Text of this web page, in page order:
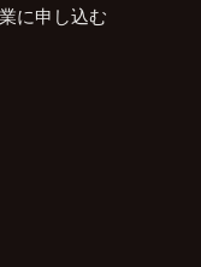
に申し込む